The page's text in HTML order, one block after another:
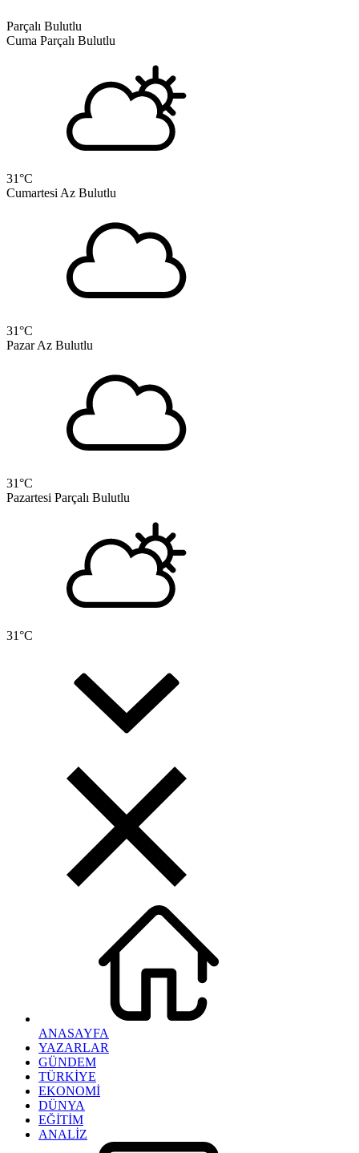
Parçalı Bulutlu
Cuma Parçalı Bulutlu
31°C
Cumartesi Az Bulutlu
31°C
Pazar Az Bulutlu
31°C
Pazartesi Parçalı Bulutlu
31°C
ANASAYFA
YAZARLAR
GÜNDEM
TÜRKİYE
EKONOMİ
DÜNYA
EĞİTİM
ANALİZ